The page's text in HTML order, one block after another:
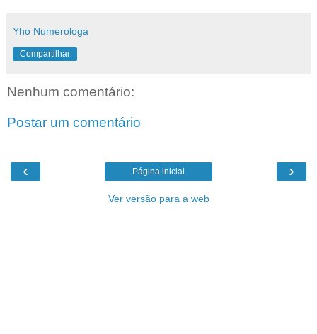
Yho Numerologa
Compartilhar
Nenhum comentário:
Postar um comentário
‹ ›
Página inicial
Ver versão para a web